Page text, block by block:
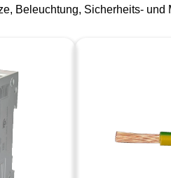
Beleuchtung, Sicherheits-